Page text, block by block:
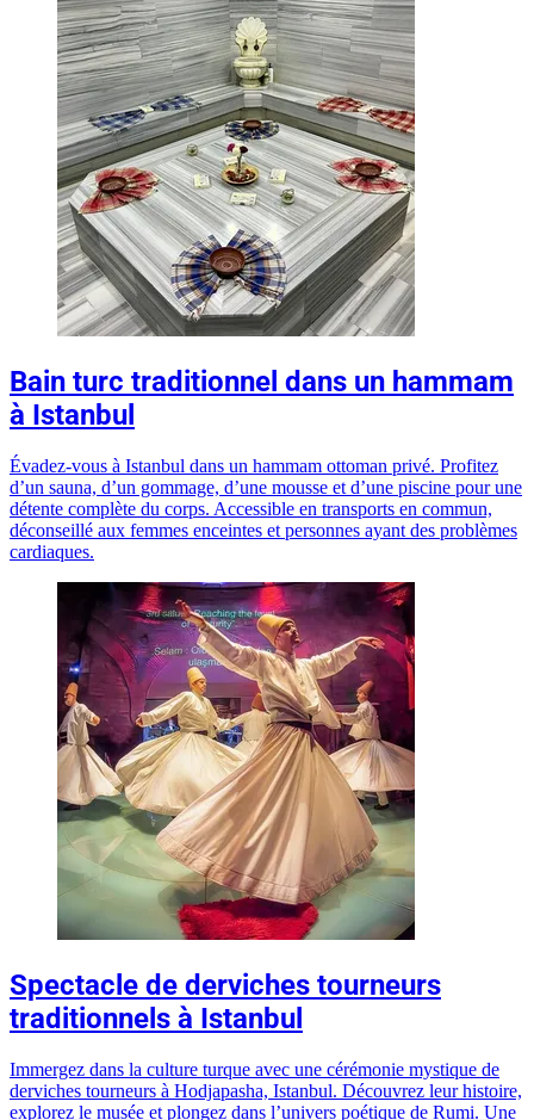
Bain turc traditionnel dans un hammam
à Istanbul
Évadez-vous à Istanbul dans un hammam ottoman privé. Profitez
d’un sauna, d’un gommage, d’une mousse et d’une piscine pour une
détente complète du corps. Accessible en transports en commun,
déconseillé aux femmes enceintes et personnes ayant des problèmes
cardiaques.
Spectacle de derviches tourneurs
traditionnels à Istanbul
Immergez dans la culture turque avec une cérémonie mystique de
derviches tourneurs à Hodjapasha, Istanbul. Découvrez leur histoire,
explorez le musée et plongez dans l’univers poétique de Rumi. Une